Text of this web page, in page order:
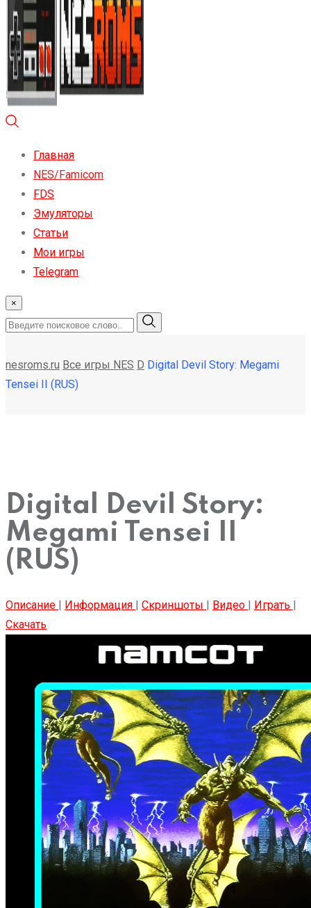
Главная
NES/Famicom
FDS
Эмуляторы
Статьи
Мои игры
Telegram
×
nesroms.ru Все игры NES D Digital Devil Story: Megami
Tensei II (RUS)
Digital Devil Story:
Megami Tensei II
(RUS)
Описание | Информация | Скриншоты | Видео | Играть |
Скачать